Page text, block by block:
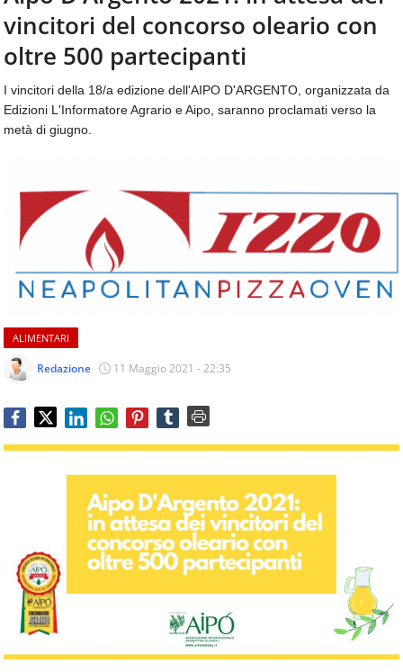
aggiornamenti
quotidiani
su
temi
come
ospitalità,
ristorazione,
catering
e
articoli
sul
mondo
dei
consumi
fuoricasa,
Food
Service
e
Horeca.
CONTATTI
vincitori del concorso oleario con
oltre 500 partecipanti
I vincitori della 18/a edizione dell'AIPO D'ARGENTO, organizzata da
Edizioni L'Informatore Agrario e Aipo, saranno proclamati verso la
metà di giugno.
ALIMENTARI
Redazione 11 Maggio 2021 - 22:35